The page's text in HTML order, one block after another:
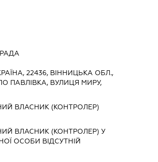
22436, ВІННИЦЬКА ОБЛ.,
ПАВЛІВКА, ВУЛИЦЯ МИРУ,
ВЛАСНИК (КОНТРОЛЕР)
ВЛАСНИК (КОНТРОЛЕР) У
ОСОБИ ВІДСУТНІЙ